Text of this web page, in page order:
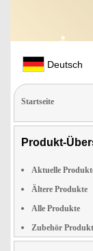
Deutsch
Startseite
Produkt-
Aktuelle
Ältere Produkte
Alle Produkte
Zubehör